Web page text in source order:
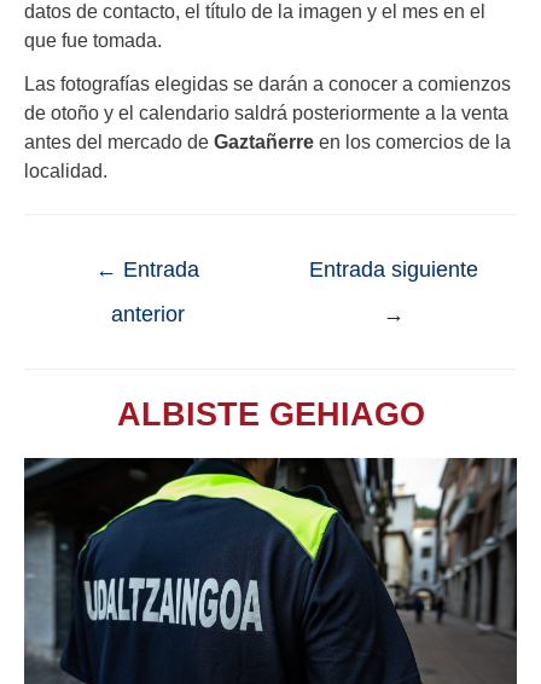
datos de contacto, el título de la imagen y el mes en el
que fue tomada.
Las fotografías elegidas se darán a conocer a comienzos
de otoño y el calendario saldrá posteriormente a la venta
antes del mercado de Gaztañerre en los comercios de la
localidad.
← Entrada
anterior
Entrada siguiente
→
ALBISTE GEHIAGO